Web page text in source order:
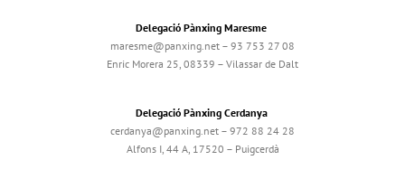
Delegació Pànxing Maresme
maresme@panxing.net – 93 753 27 08
Enric Morera 25, 08339 – Vilassar de Dalt
Delegació Pànxing Cerdanya
cerdanya@panxing.net – 972 88 24 28
Alfons I, 44 A, 17520 – Puigcerdà